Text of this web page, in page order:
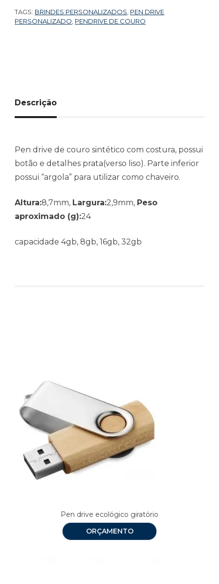
TAGS: BRINDES PERSONALIZADOS PEN DRIVE
PERSONALIZADO PENDRIVE DE COURO
Descrição
Pen drive de couro sintético com costura, possui
botão e detalhes prata(verso liso). Parte inferior
possui “argola” para utilizar como chaveiro.
Altura:8,7mm, Largura:2,9mm, Peso
aproximado (g):24
capacidade 4gb, 8gb, 16gb, 32gb
Pen drive ecológico giratório
ORÇAMENTO